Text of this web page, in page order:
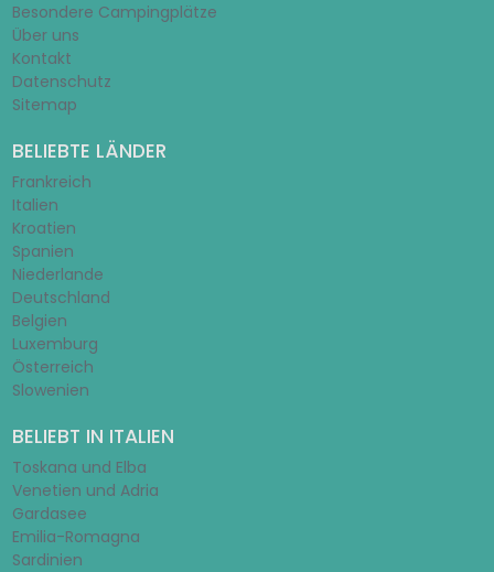
Besondere Campingplätze
Über uns
Kontakt
Datenschutz
Sitemap
BELIEBTE LÄNDER
Frankreich
Italien
Kroatien
Spanien
Niederlande
Deutschland
Belgien
Luxemburg
Österreich
Slowenien
BELIEBT IN ITALIEN
Toskana und Elba
Venetien und Adria
Gardasee
Emilia-Romagna
Sardinien